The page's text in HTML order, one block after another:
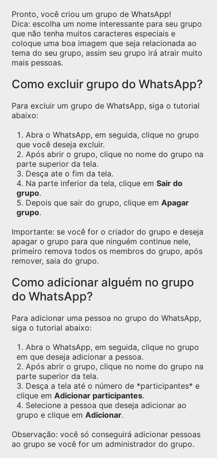
Pronto, você criou um grupo de WhatsApp!
Dica: escolha um nome interessante para seu grupo
que não tenha muitos caracteres especiais e
coloque uma boa imagem que seja relacionada ao
tema do seu grupo, assim seu grupo irá atrair muito
mais pessoas.
Como excluir grupo do WhatsApp?
Para excluir um grupo de WhatsApp, siga o tutorial
abaixo:
Abra o WhatsApp, em seguida, clique no grupo
que você deseja excluir.
Após abrir o grupo, clique no nome do grupo na
parte superior da tela.
Desça ate o fim da tela.
Na parte inferior da tela, clique em Sair do
grupo.
Depois que sair do grupo, clique em Apagar
grupo.
Importante: se você for o criador do grupo e deseja
apagar o grupo para que ninguém continue nele,
primeiro remova todos os membros do grupo, após
remover, saia do grupo.
Como adicionar alguém no grupo
do WhatsApp?
Para adicionar uma pessoa no grupo do WhatsApp,
siga o tutorial abaixo:
Abra o WhatsApp, em seguida, clique no grupo
em que deseja adicionar a pessoa.
Após abrir o grupo, clique no nome do grupo na
parte superior da tela.
Desça a tela até o número de *participantes* e
clique em Adicionar participantes.
Selecione a pessoa que deseja adicionar ao
grupo e clique em Adicionar.
Observação: você só conseguirá adicionar pessoas
ao grupo se você for um administrador do grupo.